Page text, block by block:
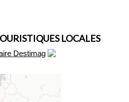
LOCALES